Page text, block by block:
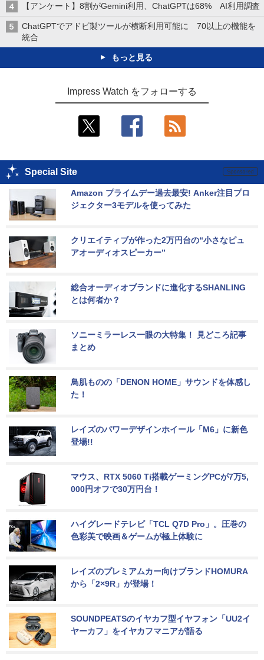
【アンケート】8割がGemini利用、ChatGPTは68% AI利用調査
ChatGPTでアドビ製ツールが横断利用可能に 70以上の機能を
統合
もっと見る
Impress Watch をフォローする
Special Site
Amazon プライムデー過去最安! Anker注目プロ
ジェクター3モデルを使ってみた
クリエイティブが作った2万円台の“小さなピュ
アオーディオスピーカー”
総合オーディオブランドに進化するSHANLING
とは何者か？
ソニーミラーレス一眼の大特集！ 見どころ記事
まとめ
鳥肌ものの「DENON HOME」サウンドを体感し
た！
レイズのパワーデザインホイール「M6」に新色
登場!!
マウス、RTX 5060 Ti搭載ゲーミングPCが7万5,
000円オフで30万円台！
ハイグレードテレビ「TCL Q7D Pro」。圧巻の
色彩美で映画＆ゲームが極上体験に
レイズのプレミアムカー向けブランドHOMURA
から「2×9R」が登場！
SOUNDPEATSのイヤカフ型イヤフォン「UU2イ
ヤーカフ」をイヤカフマニアが語る